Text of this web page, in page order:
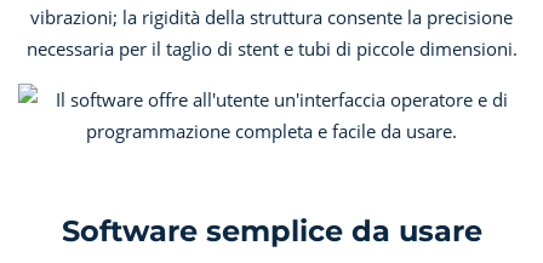
vibrazioni; la rigidità della struttura consente la precisione
necessaria per il taglio di stent e tubi di piccole dimensioni.
Software semplice da usare